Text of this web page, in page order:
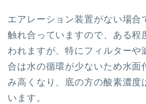
エアレーション装置がない場合
触れ合っていますので、ある程
われますが、特にフィルターや
合は水の循環が少ないため水面
み高くなり、底の方の酸素濃度
います。